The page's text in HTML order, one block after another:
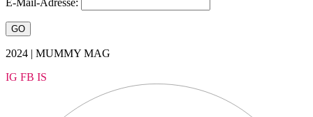
E-Mail-Adresse:
2024 | MUMMY MAG
IG FB IS